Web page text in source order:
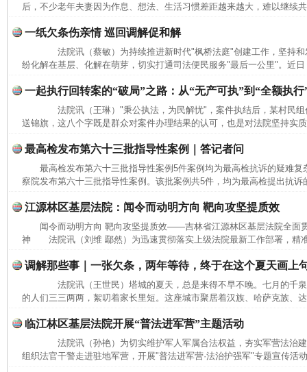
后，不少老年夫妻因为作息、想法、生活习惯差距越来越大，难以继续
一纸欠条伤亲情 巡回调解促和解
法院讯（蔡敏）为持续推进新时代"枫桥法庭"创建工作，坚持和
纷化解在基层、化解在萌芽，切实打通司法便民服务"最后一公里"。近
一起执行回转案的“破局”之路：从“无产可执”到“全额执行
法院讯（王琳）"秉公执法，为民解忧"，案件执结后，某村民组
送锦旗，这八个字既是群众对案件办理结果的认可，也是对法院坚持实
最高检发布第六十三批指导性案例｜答记者问
最高检发布第六十三批指导性案例5件案例均为最高检抗诉的疑
察院发布第六十三批指导性案例。该批案例共5件，均为最高检提出抗诉
江源林区基层法院：闻令而动明方向 靶向攻坚提质效
闻令而动明方向 靶向攻坚提质效——吉林省江源林区基层法院全面
神 法院讯（刘维 鄢然）为迅速贯彻落实上级法院最新工作部署，精
调解那些事｜一张欠条，两年等待，终于在这个夏天画上
法院讯（王世民）塔城的夏天，总是来得不早不晚。七月的千
的人们三三两两，絮叨着家长里短。这座城市聚居着汉族、哈萨克族、
临江林区基层法院开展“普法进军营”主题活动
法院讯（孙艳）为切实维护军人军属合法权益，夯实军营法治
组织法官干警走进驻地军营，开展"普法进军营·法治护强军"专题宣传活